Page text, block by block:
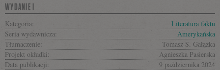
WYDANIE I
Kategoria:
Literatura faktu
Seria wydawnicza:
Amerykańska
Tłumaczenie:
Tomasz S. Gałązka
Projekt okładki:
Agnieszka Pasierska
Data publikacji:
9 października 2024